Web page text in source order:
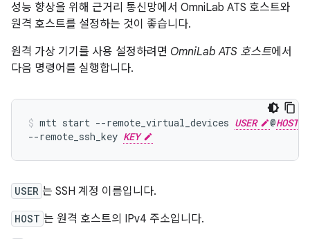
성능 향상을 위해 근거리 통신망에서 OmniLab ATS 호스트와
원격 호스트를 설정하는 것이 좋습니다.
원격 가상 기기를 사용 설정하려면 OmniLab ATS 호스트에서
다음 명령어를 실행합니다.
mtt start --remote_virtual_devices USER @HOST
--remote_ssh_key KEY
USER 는 SSH 계정 이름입니다.
HOST 는 원격 호스트의 IPv4 주소입니다.